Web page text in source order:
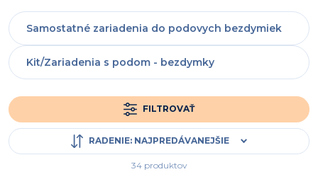
Samostatné zariadenia do podovych bezdymiek
Kit/Zariadenia s podom - bezdymky
FILTROVAŤ
RADENIE: NAJPREDÁVANEJŠIE
34 produktov